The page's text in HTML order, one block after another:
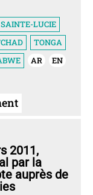
SAINTE-LUCIE
TONGA
AR
EN
2011,
par la
auprès de